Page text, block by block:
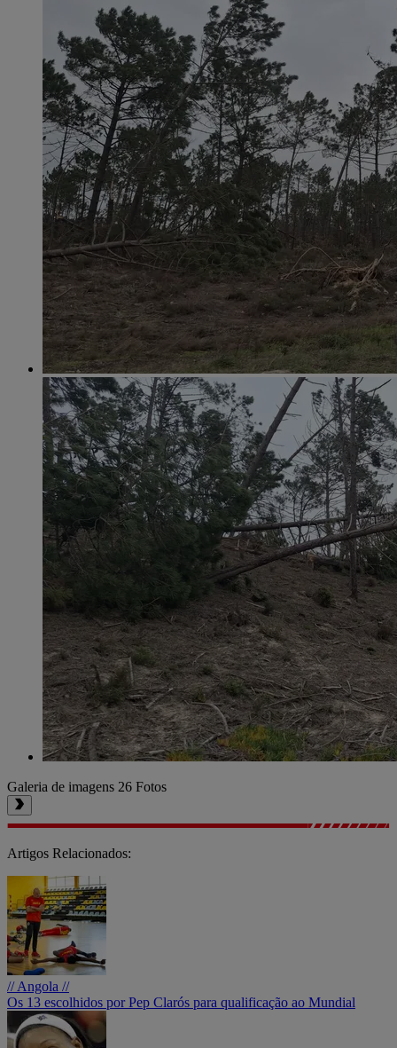
Galeria de imagens 26 Fotos
Artigos Relacionados:
// Angola //
Os 13 escolhidos por Pep Clarós para qualificação ao Mundial